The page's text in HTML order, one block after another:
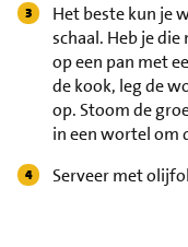
Het beste kun je
schaal. Heb je
op een pan met
de kook, leg de
op. Stoom de
in een wortel om
Serveer met